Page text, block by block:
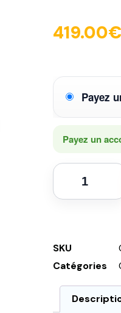
419.00€
Payez
Payez un
SKU
Catégories